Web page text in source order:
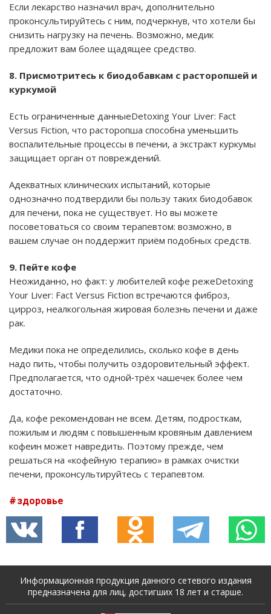
Если лекарство назначил врач, дополнительно
проконсультируйтесь с ним, подчеркнув, что хотели бы
снизить нагрузку на печень. Возможно, медик
предложит вам более щадящее средство.
8. Присмотритесь к биодобавкам с расторопшей и
куркумой
Есть ограниченные данныеDetoxing Your Liver: Fact
Versus Fiction, что расторопша способна уменьшить
воспалительные процессы в печени, а экстракт куркумы
защищает орган от повреждений.
Адекватных клинических испытаний, которые
однозначно подтвердили бы пользу таких биодобавок
для печени, пока не существует. Но вы можете
посоветоваться со своим терапевтом: возможно, в
вашем случае он поддержит приём подобных средств.
9. Пейте кофе
Неожиданно, но факт: у любителей кофе режеDetoxing
Your Liver: Fact Versus Fiction встречаются фиброз,
цирроз, неалкогольная жировая болезнь печени и даже
рак.
Медики пока не определились, сколько кофе в день
надо пить, чтобы получить оздоровительный эффект.
Предполагается, что одной‑трёх чашечек более чем
достаточно.
Да, кофе рекомендован не всем. Детям, подросткам,
пожилым и людям с повышенным кровяным давлением
кофеин может навредить. Поэтому прежде, чем
решаться на «кофейную терапию» в рамках очистки
печени, проконсультируйтесь с терапевтом.
здоровье
Информационная продукция данного сетевого издания
предназначена для лиц, достигших 18 лет и старше.